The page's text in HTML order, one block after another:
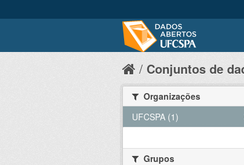
Conjuntos de
Organizações
UFCSPA (1)
Grupos